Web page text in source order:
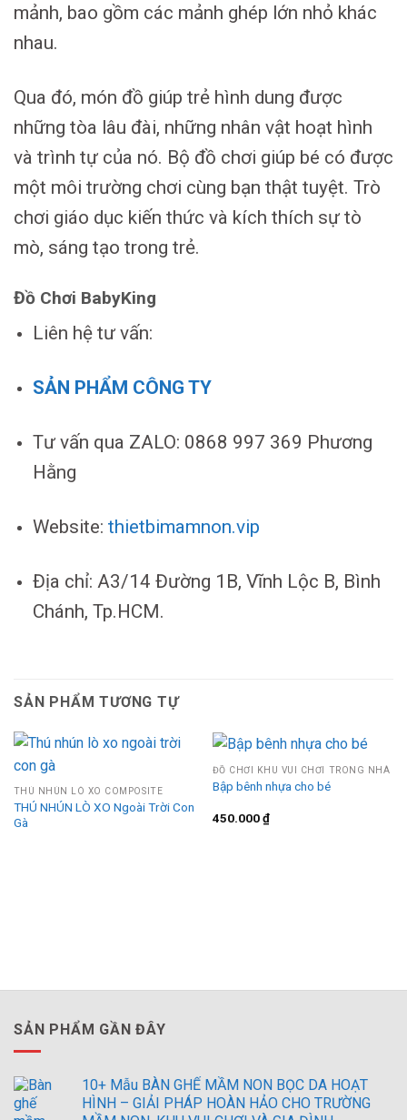
mảnh, bao gồm các mảnh ghép lớn nhỏ khác
nhau.
Qua đó, món đồ giúp trẻ hình dung được
những tòa lâu đài, những nhân vật hoạt hình
và trình tự của nó. Bộ đồ chơi giúp bé có được
một môi trường chơi cùng bạn thật tuyệt. Trò
chơi giáo dục kiến thức và kích thích sự tò
mò, sáng tạo trong trẻ.
Đồ Chơi BabyKing
Liên hệ tư vấn:
SẢN PHẨM CÔNG TY
Tư vấn qua ZALO: 0868 997 369 Phương
Hằng
Website: thietbimamnon.vip
Địa chỉ: A3/14 Đường 1B, Vĩnh Lộc B, Bình
Chánh, Tp.HCM.
SẢN PHẨM TƯƠNG TỰ
THÚ NHÚN LÒ XO COMPOSITE
THÚ NHÚN LÒ XO Ngoài Trời Con
Gà
ĐỒ CHƠI KHU VUI CHƠI TRONG NHÀ
Bập bênh nhựa cho bé
450.000₫
SẢN PHẨM GẦN ĐÂY
10+ Mẫu BÀN GHẾ MẦM NON BỌC DA HOẠT
HÌNH – GIẢI PHÁP HOÀN HẢO CHO TRƯỜNG